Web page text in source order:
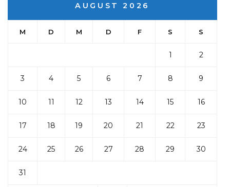
AUGUST 2026
M D M D F S S
1 2
3 4 5 6 7 8 9
10 11 12 13 14 15 16
17 18 19 20 21 22 23
24 25 26 27 28 29 30
31